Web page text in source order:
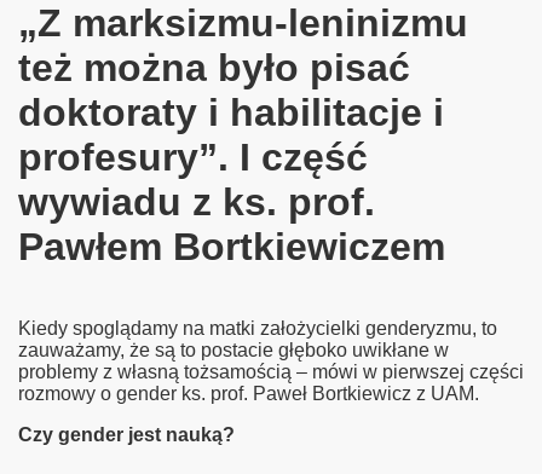
„Z marksizmu-leninizmu
też można było pisać
doktoraty i habilitacje i
profesury”. I część
wywiadu z ks. prof.
Pawłem Bortkiewiczem
Kiedy spoglądamy na matki założycielki genderyzmu, to
zauważamy, że są to postacie głęboko uwikłane w
problemy z własną tożsamością – mówi w pierwszej części
rozmowy o gender ks. prof. Paweł Bortkiewicz z UAM.
Czy gender jest nauką?